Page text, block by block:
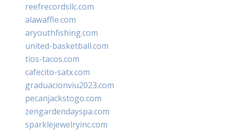
reefrecordsllc.com
alawaffle.com
aryouthfishing.com
united-basketball.com
tios-tacos.com
cafecito-satx.com
graduacionviu2023.com
pecanjackstogo.com
zengardendayspa.com
sparklejewelryinc.com